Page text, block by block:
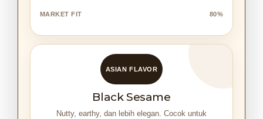
MARKET FIT 80%
ASIAN FLAVOR
Black Sesame
Nutty, earthy, dan lebih elegan. Cocok untuk